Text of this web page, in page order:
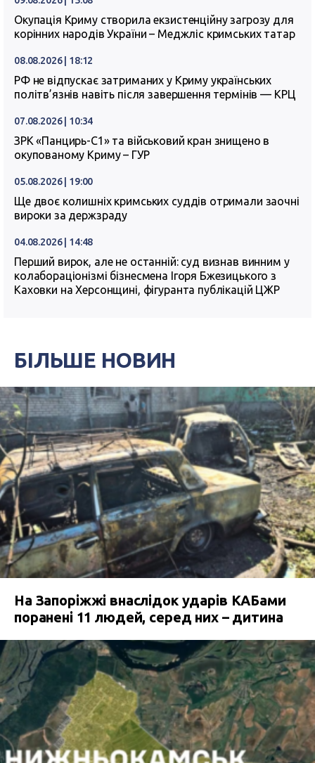
Окупація Криму створила екзистенційну загрозу для
корінних народів України – Меджліс кримських татар
08.08.2026 | 18:12
РФ не відпускає затриманих у Криму українських
політв’язнів навіть після завершення термінів — КРЦ
07.08.2026 | 10:34
ЗРК «Панцирь-С1» та військовий кран знищено в
окупованому Криму – ГУР
05.08.2026 | 19:00
Ще двоє колишніх кримських суддів отримали заочні
вироки за держзраду
04.08.2026 | 14:48
Перший вирок, але не останній: суд визнав винним у
колабораціонізмі бізнесмена Ігоря Бжезицького з
Каховки на Херсонщині, фігуранта публікацій ЦЖР
БІЛЬШЕ НОВИН
На Запоріжжі внаслідок ударів КАБами
поранені 11 людей, серед них – дитина